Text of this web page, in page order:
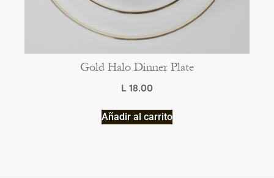
Gold Halo Dinner Plate
L 18.00
Añadir al carrito